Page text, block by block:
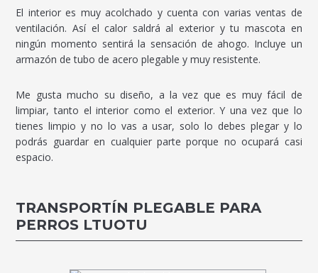
El interior es muy acolchado y cuenta con varias ventas de
ventilación. Así el calor saldrá al exterior y tu mascota en
ningún momento sentirá la sensación de ahogo. Incluye un
armazón de tubo de acero plegable y muy resistente.
Me gusta mucho su diseño, a la vez que es muy fácil de
limpiar, tanto el interior como el exterior. Y una vez que lo
tienes limpio y no lo vas a usar, solo lo debes plegar y lo
podrás guardar en cualquier parte porque no ocupará casi
espacio.
TRANSPORTÍN PLEGABLE PARA
PERROS LTUOTU